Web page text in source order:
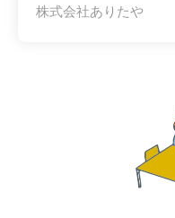
株式会社ありたや